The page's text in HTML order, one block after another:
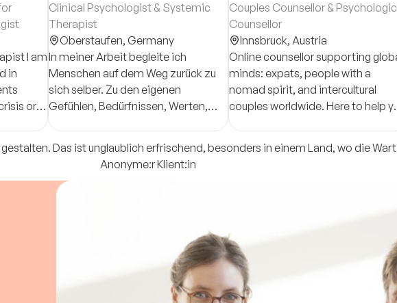
I am
in
or
using
Clinical Psychologist & Systemic
Therapist
Oberstaufen, Germany
In meiner Arbeit begleite ich
Menschen auf dem Weg zurück zu
sich selber. Zu den eigenen
Gefühlen, Bedürfnissen, Werten,
Ideen und in die eigene Kraft.
und öffnen neue Perspektiven.
Couples Counsellor &
Counsellor
Innsbruck, Austria
Online counsellor supporting
minds: expats, people with a
nomad spirit, and intercultural
couples worldwide. Here to help
navigate life’s tough moments,
gestalten. Das ist unglaublich erfrischend, besonders in einem Land, wo die
Anonyme:r Klient:in